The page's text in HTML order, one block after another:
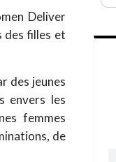
Deliver
des filles et
des jeunes
envers les
femmes
de